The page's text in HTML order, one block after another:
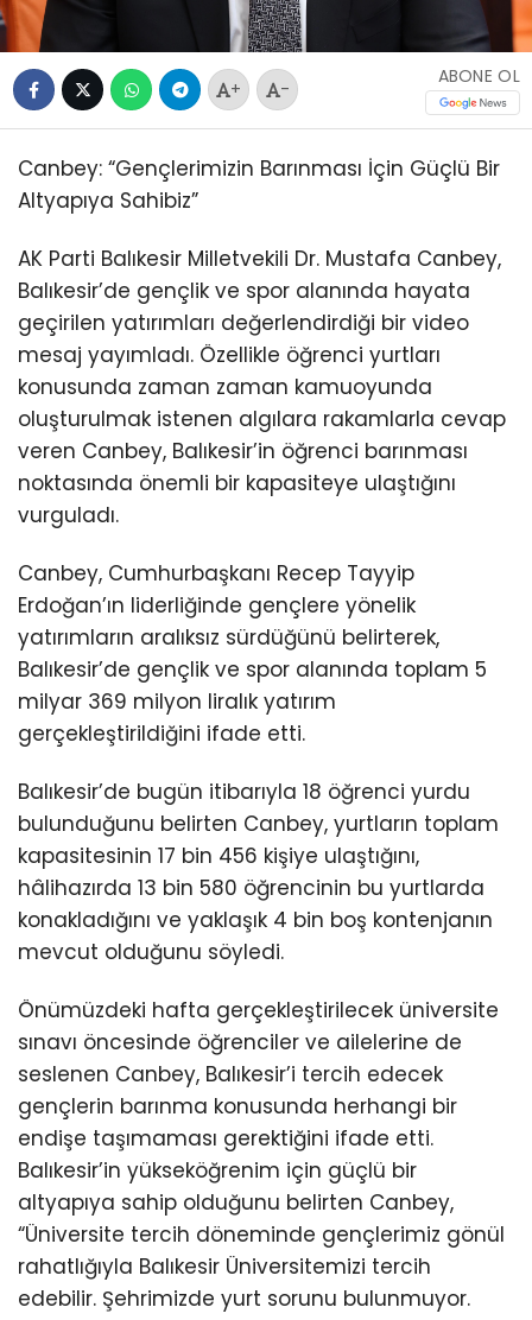
+ -
ABONE OL
Canbey: “Gençlerimizin Barınması İçin Güçlü Bir
Altyapıya Sahibiz”
AK Parti Balıkesir Milletvekili Dr. Mustafa Canbey,
Balıkesir’de gençlik ve spor alanında hayata
geçirilen yatırımları değerlendirdiği bir video
mesaj yayımladı. Özellikle öğrenci yurtları
konusunda zaman zaman kamuoyunda
oluşturulmak istenen algılara rakamlarla cevap
veren Canbey, Balıkesir’in öğrenci barınması
noktasında önemli bir kapasiteye ulaştığını
vurguladı.
Canbey, Cumhurbaşkanı Recep Tayyip
Erdoğan’ın liderliğinde gençlere yönelik
yatırımların aralıksız sürdüğünü belirterek,
Balıkesir’de gençlik ve spor alanında toplam 5
milyar 369 milyon liralık yatırım
gerçekleştirildiğini ifade etti.
Balıkesir’de bugün itibarıyla 18 öğrenci yurdu
bulunduğunu belirten Canbey, yurtların toplam
kapasitesinin 17 bin 456 kişiye ulaştığını,
hâlihazırda 13 bin 580 öğrencinin bu yurtlarda
konakladığını ve yaklaşık 4 bin boş kontenjanın
mevcut olduğunu söyledi.
Önümüzdeki hafta gerçekleştirilecek üniversite
sınavı öncesinde öğrenciler ve ailelerine de
seslenen Canbey, Balıkesir’i tercih edecek
gençlerin barınma konusunda herhangi bir
endişe taşımaması gerektiğini ifade etti.
Balıkesir’in yükseköğrenim için güçlü bir
altyapıya sahip olduğunu belirten Canbey,
“Üniversite tercih döneminde gençlerimiz gönül
rahatlığıyla Balıkesir Üniversitemizi tercih
edebilir. Şehrimizde yurt sorunu bulunmuyor.